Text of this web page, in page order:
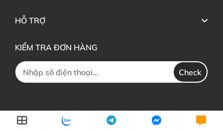
HỖ TRỢ
KIỂM TRA ĐƠN HÀNG
Check